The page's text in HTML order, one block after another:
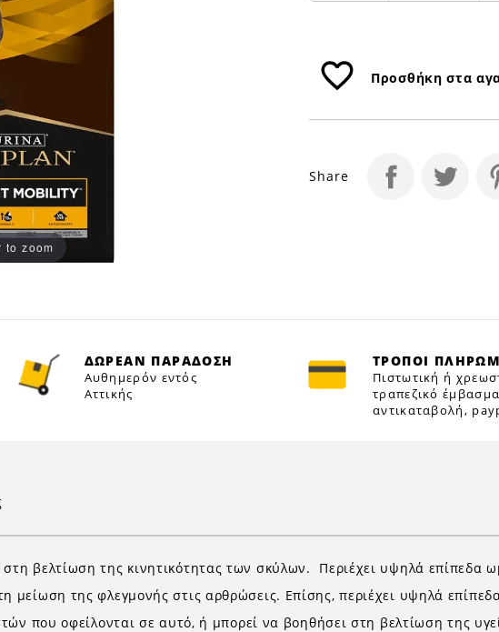
to zoom
favorite_border Προσθήκη στα
Share
ΔΩΡΕΑΝ ΠΑΡΑΔΟΣΗ
Αυθημερόν εντός
Αττικής
ΤΡΟΠΟΙ
Πιστωτική ή
τραπεζικό
αντικαταβολή,
στη βελτίωση της κινητικότητας των σκύλων. Περιέχει υψηλά επίπεδα
μείωση της φλεγμονής στις αρθρώσεις. Επίσης, περιέχει υψηλά
που οφείλονται σε αυτό, ή μπορεί να βοηθήσει στη βελτίωση της